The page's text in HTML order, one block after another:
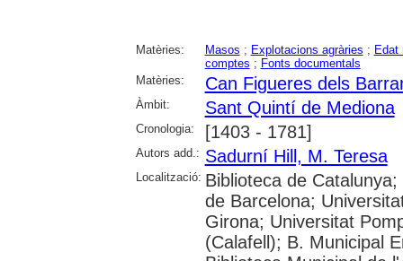
Matèries: Masos ; Explotacions agràries ; Edat
comptes ; Fonts documentals
Matèries:
Can Figueres dels
Àmbit: Sant Quintí de Mediona
Cronologia: [1403 - 1781]
Autors add.: Sadurní Hill, M. Teresa
Localització: Biblioteca de
de Barcelona;
Girona; Universitat
(Calafell); B. Municipal